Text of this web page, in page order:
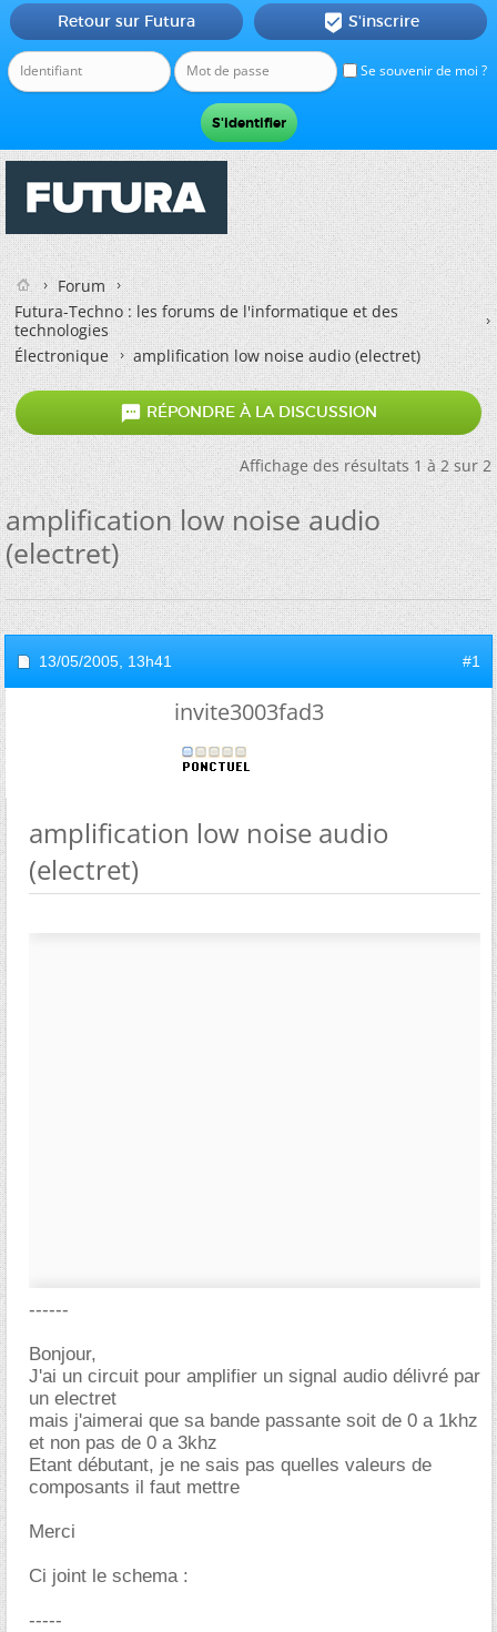
Se souvenir de moi ?
Retour sur Futura  S'inscrire
Forum
Futura-Techno : les forums de l'informatique et des
technologies
Électronique
amplification low noise audio (electret)
 RÉPONDRE À LA DISCUSSION
Affichage des résultats 1 à 2 sur 2
amplification low noise audio
(electret)
13/05/2005, 13h41 #1
invite3003fad3
amplification low noise audio
(electret)
------
Bonjour,
J'ai un circuit pour amplifier un signal audio délivré par
un electret
mais j'aimerai que sa bande passante soit de 0 a 1khz
et non pas de 0 a 3khz
Etant débutant, je ne sais pas quelles valeurs de
composants il faut mettre
Merci
Ci joint le schema :
-----